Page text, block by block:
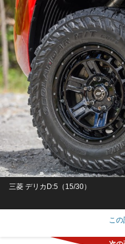
三菱 デリカD:5（15/30）
こ